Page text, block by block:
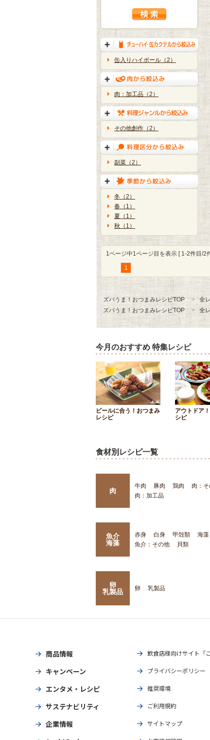
缶入りハイボール（2）
肉：加工品（2）
その他創作（2）
副菜（2）
冬（2）
春（1）
夏（1）
秋（1）
1ページ中1ページ目を表示 [ 1-2件目/2
1
ズバうま！おつまみレシピTOP 全
ズバうま！おつまみレシピTOP
全
今月のおすすめ 特集レシピ
ビールに合う！おつまみ
レシピ
アウトドア
シピ
食材別レシピ一覧
肉
牛肉 豚肉 鶏肉
肉：
肉：加工品
魚介
海藻
赤身 白身 甲殻類
海藻
魚介：その他
貝類
卵
乳製品
卵 乳製品
商品情報
キャンペーン
エンタメ・レシピ
サステナビリティ
企業情報
飲食店様向けサイト「
プライバシーポリシー
推奨環境
ご利用規約
サイトマップ